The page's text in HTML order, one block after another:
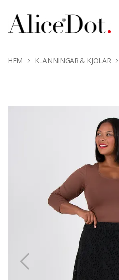
HEM KLÄNNINGAR & KJOLAR